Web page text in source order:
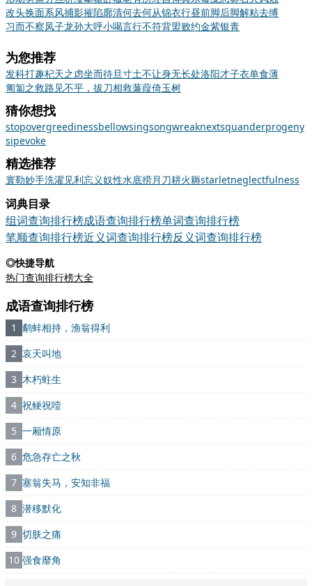
改头换面系风捕影摧陷廓清何去何从锦衣行昼前脚后脚解粘去缚
习而不察凤子龙孙大呼小喝言行不符背盟败约金紫银青
为您推荐
发科打趣杞天之虑坐而待旦寸土不让身无长处洛阳才子衣单食薄
匍匐之救路见不平，拔刀相救蒹葭倚玉树
猜你想找
stopovergreedinessbellowsingsongwreaknextsquanderprogeny
sipevoke
精选推荐
寰勒妙手洗濯见利忘义奴性水底捞月 刀耕火耨starletneglectfulness
词典目录
组词查询排行榜成语查询排行榜单词查询排行榜
笔顺查询排行榜近义词查询排行榜反义词查询排行榜
◎快捷导航
热门查询排行榜大全
成语查询排行榜
1 鹬蚌相持，渔翁得利
2 哀天叫地
3 木朽蛀生
4 祝鲠祝噎
5 一厢情原
6 危急存亡之秋
7 塞翁失马，安知非福
8 潜移默化
9 切肤之痛
10 强食靡角